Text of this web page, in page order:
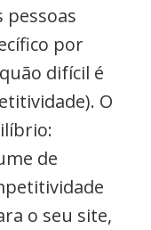
por
difícil é
O
de
o seu site,